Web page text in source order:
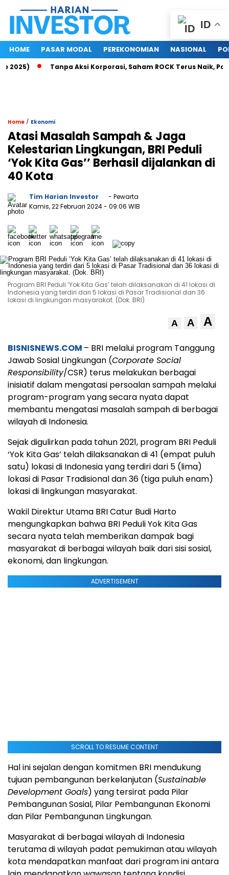
HOME PASAR MODAL PEREKONOMIAN NASIONAL
Tanpa Aksi Korporasi, Saham ROCK Terus Naik, Pasar
Home / Ekonomi
Atasi Masalah Sampah & Jaga
Kelestarian Lingkungan, BRI Peduli
‘Yok Kita Gas’’ Berhasil dijalankan di
40 Kota
Tim Harian Investor
- Pewarta
Kamis, 22 Februari 2024- 09:06 WIB
Program BRI Peduli ‘Yok Kita Gas’ telah dilaksanakan di 41 lokasi di
Indonesia yang terdiri dari 5 lokasi di Pasar Tradisional dan 36
lokasi di lingkungan masyarakat. (Dok. BRI)
A A A
BISNISNEWS.COM – BRI melalui program Tanggung
Jawab Sosial Lingkungan (Corporate Social
Responsibility/CSR) terus melakukan berbagai
inisiatif dalam mengatasi persoalan sampah melalui
program-program yang secara nyata dapat
membantu mengatasi masalah sampah di berbagai
wilayah di Indonesia.
Sejak digulirkan pada tahun 2021, program BRI Peduli
‘Yok Kita Gas’ telah dilaksanakan di 41 (empat puluh
satu) lokasi di Indonesia yang terdiri dari 5 (lima)
lokasi di Pasar Tradisional dan 36 (tiga puluh enam)
lokasi di lingkungan masyarakat.
Wakil Direktur Utama BRI Catur Budi Harto
mengungkapkan bahwa BRI Peduli Yok Kita Gas
secara nyata telah memberikan dampak bagi
masyarakat di berbagai wilayah baik dari sisi sosial,
ekonomi, dan lingkungan.
ADVERTISEMENT
SCROLL TO RESUME CONTENT
Hal ini sejalan dengan komitmen BRI mendukung
tujuan pembangunan berkelanjutan (Sustainable
Development Goals) yang tersirat pada Pilar
Pembangunan Sosial, Pilar Pembangunan Ekonomi
dan Pilar Pembangunan Lingkungan.
Masyarakat di berbagai wilayah di Indonesia
terutama di wilayah padat pemukiman atau wilayah
kota mendapatkan manfaat dari program ini antara
ID